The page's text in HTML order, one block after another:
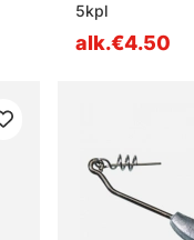
5kpl
alk.€4.50